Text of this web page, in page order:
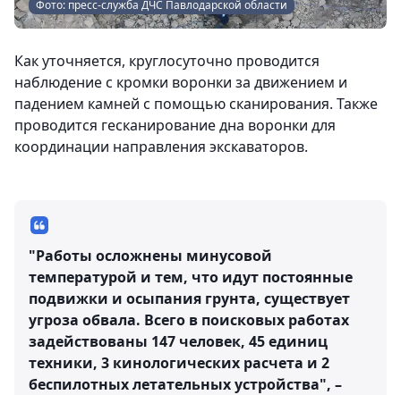
Фото: пресс-служба ДЧС Павлодарской области
Как уточняется, круглосуточно проводится
наблюдение с кромки воронки за движением и
падением камней с помощью сканирования. Также
проводится гесканирование дна воронки для
координации направления экскаваторов.
"Работы осложнены минусовой
температурой и тем, что идут постоянные
подвижки и осыпания грунта, существует
угроза обвала. Всего в поисковых работах
задействованы 147 человек, 45 единиц
техники, 3 кинологических расчета и 2
беспилотных летательных устройства", –